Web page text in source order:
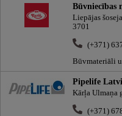
Būvniecības
Liepājas
3701
(+371)
Būvmateriāli
Pipelife
Kārļa Ulmaņa
(+371)